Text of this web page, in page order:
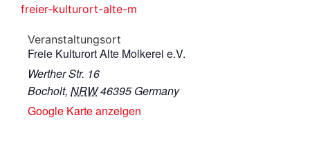
freier-kulturort-alte-m
Veranstaltungsort
Freie Kulturort Alte Molkerei e.V.
Werther Str. 16
Bocholt, NRW46395 Germany
Google Karte anzeigen